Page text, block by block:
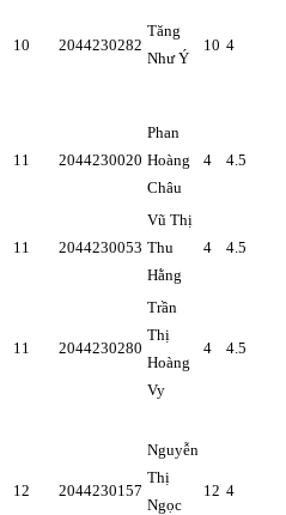
10 2044230282
Tăng
Như Ý
10 4
11 2044230020
Phan
Hoàng
Châu
4 4.5
11 2044230053
Vũ Thị
Thu
Hằng
4 4.5
11 2044230280
Trần
Thị
Hoàng
Vy
4 4.5
12 2044230157
Nguyễn
Thị
Ngọc
12 4